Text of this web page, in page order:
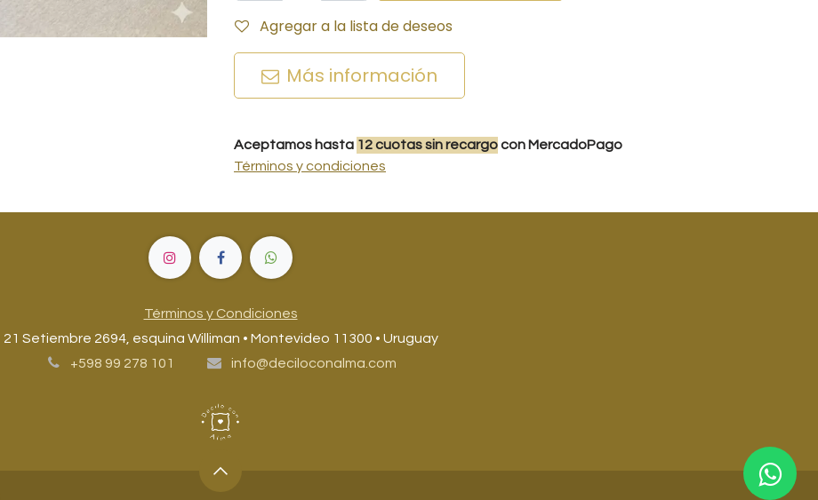
Agregar a la lista de deseos
Más información
Aceptamos hasta 12cuotassin recargocon MercadoPago
Términos y condiciones
Términos y Condiciones
21 Setiembre 2694, esquina Williman • Montevideo 11300 • Uruguay
+598 99 278 101
info@deciloconalma.com